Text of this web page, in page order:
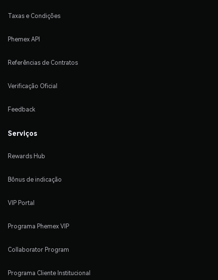
Taxas e Condições
Phemex API
Referências de Contratos
Verificação Oficial
Feedback
Serviços
Rewards Hub
Bônus de indicação
VIP Portal
Programa Phemex VIP
Collaborator Program
Programa Cliente Institucional